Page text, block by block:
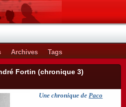
Archives Tags
Fortin (chronique 3)
Une chronique dePaco